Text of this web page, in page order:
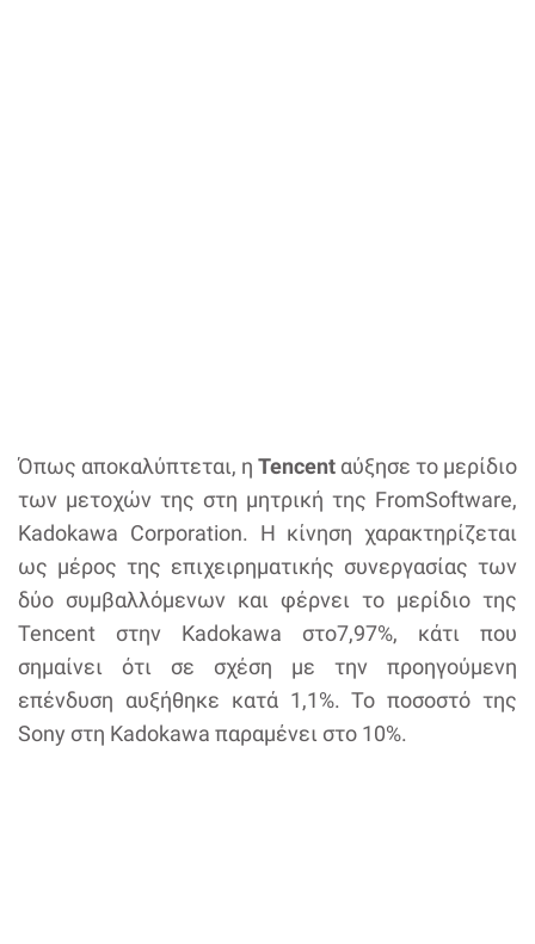
Όπως αποκαλύπτεται, η Tencent αύξησε το μερίδιο
των μετοχών της στη μητρική της FromSoftware,
Kadokawa Corporation. Η κίνηση χαρακτηρίζεται
ως μέρος της επιχειρηματικής συνεργασίας των
δύο συμβαλλόμενων και φέρνει το μερίδιο της
Tencent στην Kadokawa στο7,97%, κάτι που
σημαίνει ότι σε σχέση με την προηγούμενη
επένδυση αυξήθηκε κατά 1,1%. Το ποσοστό της
Sony στη Kadokawa παραμένει στο 10%.